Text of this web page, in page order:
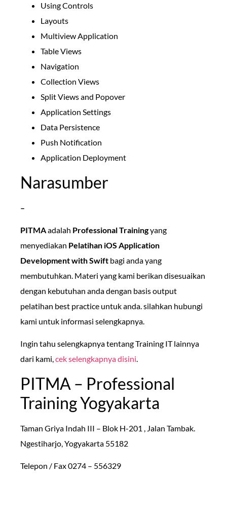
Using Controls
Layouts
Multiview Application
Table Views
Navigation
Collection Views
Split Views and Popover
Application Settings
Data Persistence
Push Notification
Application Deployment
Narasumber
–
PITMAadalah Professional Trainingyang
menyediakan Pelatihan iOS Application
Development with Swift bagi anda yang
membutuhkan. Materi yang kami berikan disesuaikan
dengan kebutuhan anda dengan basis output
pelatihan best practice untuk anda. silahkan hubungi
kami untuk informasi selengkapnya.
Ingin tahu selengkapnya tentang Training IT lainnya
dari kami,cek selengkapnya disini.
PITMA – Professional
Training Yogyakarta
Taman Griya Indah III – Blok H-201 , Jalan Tambak.
Ngestiharjo, Yogyakarta 55182
Telepon / Fax 0274 – 556329